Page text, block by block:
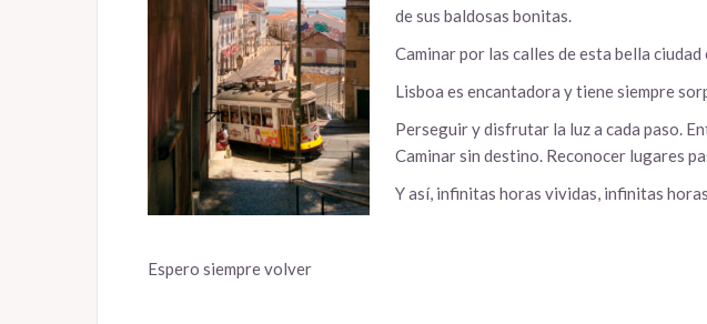
de sus baldosas bonitas.
Caminar por las calles de esta bella ciudad
Lisboa es encantadora y tiene siempre
Perseguir y disfrutar la luz a cada paso.
Caminar sin destino. Reconocer lugares
Y así, infinitas horas vividas, infinitas
Espero siempre volver